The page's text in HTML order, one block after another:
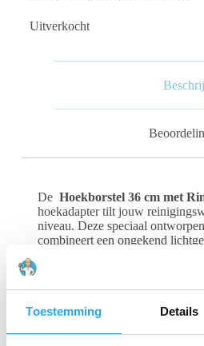
Toestemming Details
Uitverkocht
De Hoekborstel 36 cm met
hoekadapter tilt jouw
niveau. Deze speciaal
combineert een ongekend
krachtige prestaties, waardoor
grondige en gelijkmatige
echt uniek maakt, is de